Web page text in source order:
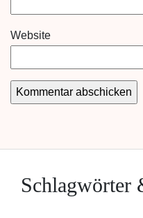
Website
Schlagwörter